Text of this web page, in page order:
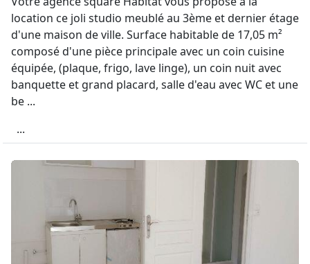
location ce joli studio meublé au 3ème et dernier étage
d'une maison de ville. Surface habitable de 17,05 m²
composé d'une pièce principale avec un coin cuisine
équipée, (plaque, frigo, lave linge), un coin nuit avec
banquette et grand placard, salle d'eau avec WC et une
be ...
...